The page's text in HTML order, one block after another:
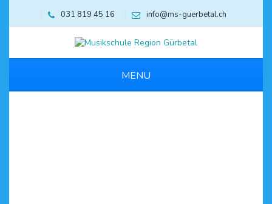
031 819 45 16 info@ms-guerbetal.ch
MENU